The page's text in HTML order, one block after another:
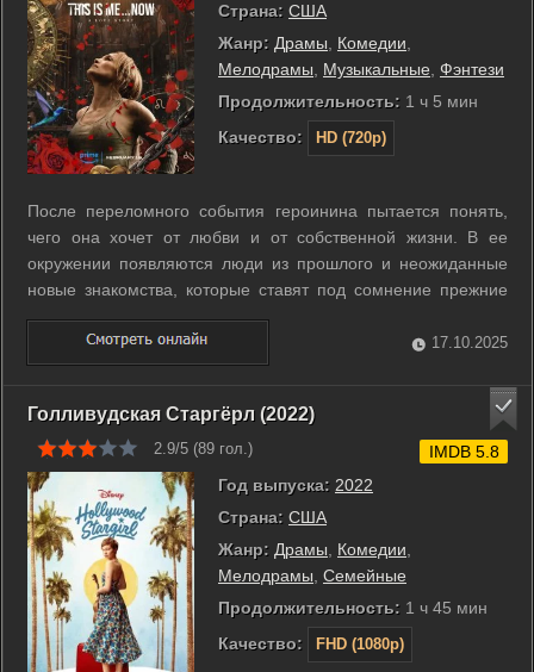
Страна: США
Жанр: Драмы, Комедии,
Мелодрамы, Музыкальные, Фэнтези
Продолжительность: 1 ч 5 мин
Качество:
HD (720p)
После переломного события героинина пытаетcя понять,
чего она хочет от любви и от собственной жизни. В ее
окружении появляются люди из прошлого и неожиданные
новые знакомства, которые ставят под сомнение прежние
убеждения и планы. В поисках искренности ей предстоит
сделать выбор, который определит и личные отношения, и
путь вперед. ...
17.10.2025
Голливудская Старгёрл (2022)
2.9/5 (89 гол.)
Год выпуска: 2022
Страна: США
Жанр: Драмы Комедии
Мелодрамы Семейные
Продолжительность: 1 ч 45 мин
Качество:
FHD (1080p)
IMDB 5.8